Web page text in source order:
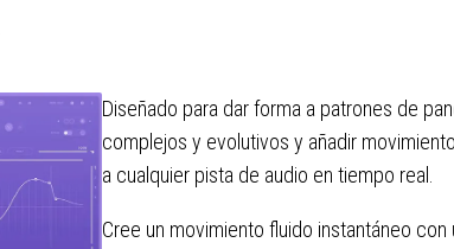
Diseñado para dar forma a patrones de
complejos y evolutivos y añadir
a cualquier pista de audio en tiempo real.
Cree un movimiento fluido instantáneo con